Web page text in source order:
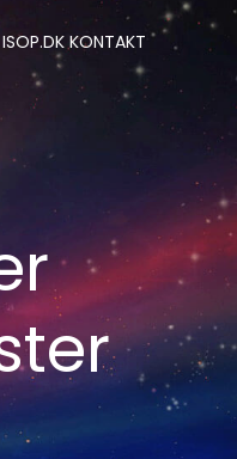
ISOP.DK KONTAKT